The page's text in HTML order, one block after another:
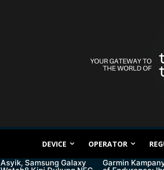
DEVICE OPERATOR
Asyik, Samsung Galaxy Garmin